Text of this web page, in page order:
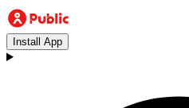
Install App